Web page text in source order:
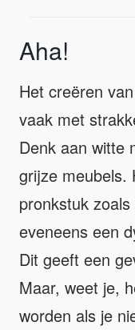
Aha!
Het creëren
vaak met
Denk aan witte
grijze meubels.
pronkstuk zoals
eveneens een
Dit geeft een
Maar, weet je,
worden als je